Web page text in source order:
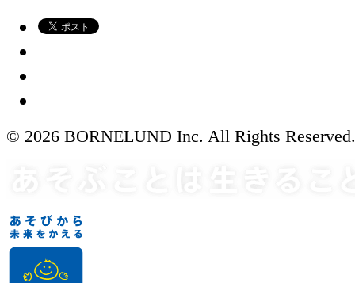
© 2026 BORNELUND Inc. All Rights Reserved.